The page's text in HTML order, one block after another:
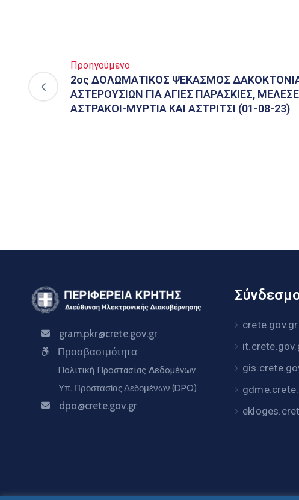
Προηγούμενο
2ος ΔΟΛΩΜΑΤΙΚΟΣ ΨΕΚΑΣΜΟΣ
ΑΣΤΕΡΟΥΣΙΩΝ ΓΙΑ ΑΓΙΕΣ ΠΑΡΑΣΚΙΕΣ,
ΑΣΤΡΑΚΟΙ-ΜΥΡΤΙΑ ΚΑΙ ΑΣΤΡΙΤΣΙ (01-08-23)
gram.pkr@crete.gov.gr
Προσβασιμότητα
Πολιτική Προστασίας Δεδομένων
Υπ. Προστασίας Δεδομένων (DPO)
dpo@crete.gov.gr
crete.gov.gr